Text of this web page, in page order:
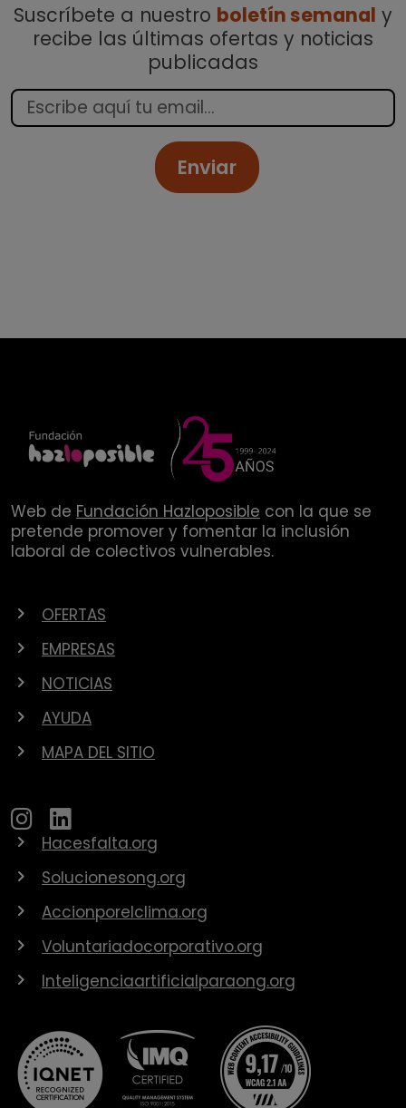
Suscríbete a nuestro boletín semanal y
recibe las últimas ofertas y noticias
publicadas
Enviar
Web de Fundación Hazloposible con la que se
pretende promover y fomentar la inclusión
laboral de colectivos vulnerables.
OFERTAS
EMPRESAS
NOTICIAS
AYUDA
MAPA DEL SITIO
Hacesfalta.org
Solucionesong.org
Accionporelclima.org
Voluntariadocorporativo.org
Inteligenciaartificialparaong.org